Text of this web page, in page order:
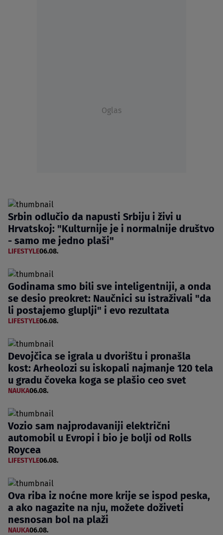
Oglas
Srbin odlučio da napusti Srbiju i živi u
Hrvatskoj: "Kulturnije je i normalnije društvo
- samo me jedno plaši"
LIFESTYLE06.08.
Godinama smo bili sve inteligentniji, a onda
se desio preokret: Naučnici su istraživali "da
li postajemo gluplji" i evo rezultata
LIFESTYLE06.08.
Devojčica se igrala u dvorištu i pronašla
kost: Arheolozi su iskopali najmanje 120 tela
u gradu čoveka koga se plašio ceo svet
NAUKA06.08.
Vozio sam najprodavaniji električni
automobil u Evropi i bio je bolji od Rolls
Roycea
LIFESTYLE06.08.
Ova riba iz noćne more krije se ispod peska,
a ako nagazite na nju, možete doživeti
nesnosan bol na plaži
NAUKA06.08.